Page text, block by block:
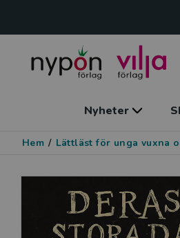
Nyheter
Hem / Lättläst för unga vuxna